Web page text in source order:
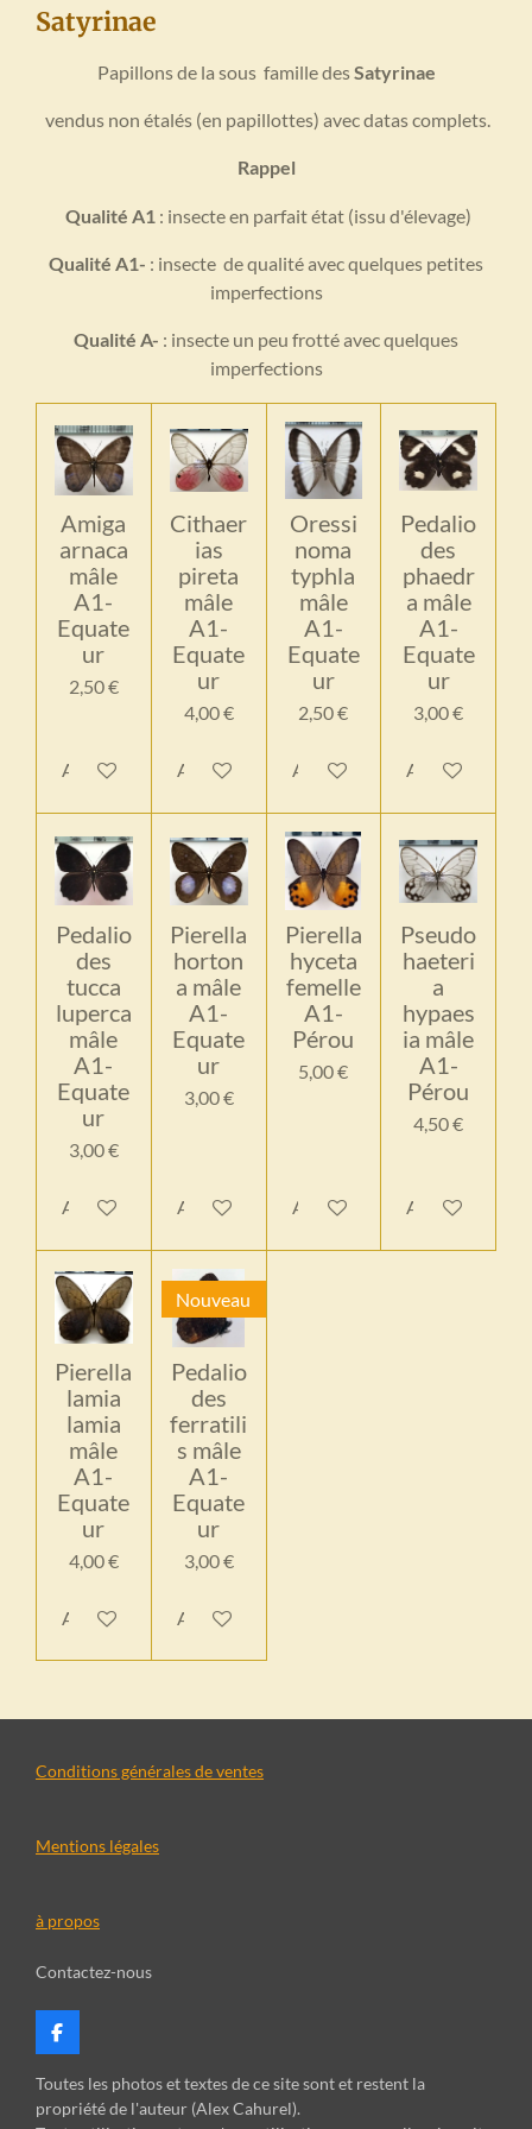
Satyrinae
Papillons de la sous famille desSatyrinae
vendus non étalés (en papillottes) avec datas complets.
Rappel
Qualité A1 : insecte en parfait état (issu d'élevage)
Qualité A1- : insecte de qualité avec quelques petites
imperfections
Qualité A- : insecte un peu frotté avec quelques
imperfections
Amiga
arnaca
mâle
A1-
Equate
ur
2,50 €
Ajouter au panier
Cithaer
ias
pireta
mâle
A1-
Equate
ur
4,00 €
Ajouter au panier
Oressi
noma
typhla
mâle
A1-
Equate
ur
2,50 €
Ajouter au panier
Pedalio
des
phaedr
a mâle
A1-
Equate
ur
3,00 €
Ajouter au
Pedalio
des
tucca
luperca
mâle
A1-
Equate
ur
3,00 €
Ajouter au panier
Pierella
horton
a mâle
A1-
Equate
ur
3,00 €
Ajouter au panier
Pierella
hyceta
femelle
A1-
Pérou
5,00 €
Ajouter au panier
Pseudo
haeteri
a
hypaes
ia mâle
A1-
Pérou
4,50 €
Ajouter au
Pierella
lamia
lamia
mâle
A1-
Equate
ur
4,00 €
Ajouter au panier
Nouveau
Pedalio
des
ferratili
s mâle
A1-
Equate
ur
3,00 €
Ajouter au panier
Conditions générales de ventes
Mentions légales
à propos
Contactez-nous
F
a
c
b
Toutes les photos et textes de ce site sont et restent la
propriété de l'auteur (Alex Cahurel).